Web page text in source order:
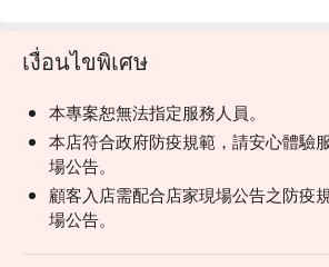
เงื่อนไขพิเศษ
本專案恕無法指定服務人員。
本店符合政府防疫規範，請安心體驗
場公告。
顧客入店需配合店家現場公告之防疫
場公告。